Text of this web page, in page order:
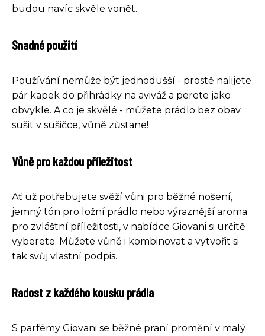
budou navíc skvěle vonět.
Snadné použití
Používání nemůže být jednodušší - prostě nalijete
pár kapek do přihrádky na aviváž a perete jako
obvykle. A co je skvělé - můžete prádlo bez obav
sušit v sušičce, vůně zůstane!
Vůně pro každou příležitost
Ať už potřebujete svěží vůni pro běžné nošení,
jemný tón pro ložní prádlo nebo výraznější aroma
pro zvláštní příležitosti, v nabídce Giovani si určitě
vyberete. Můžete vůně i kombinovat a vytvořit si
tak svůj vlastní podpis.
Radost z každého kousku prádla
S parfémy Giovani se běžné praní promění v malý